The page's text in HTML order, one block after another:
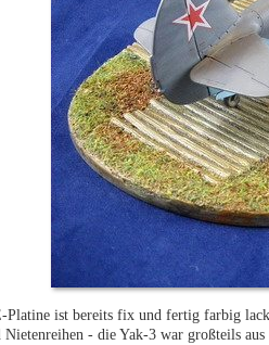
Platine ist bereits fix und fertig farbig
Nietenreihen - die Yak-3 war großteils